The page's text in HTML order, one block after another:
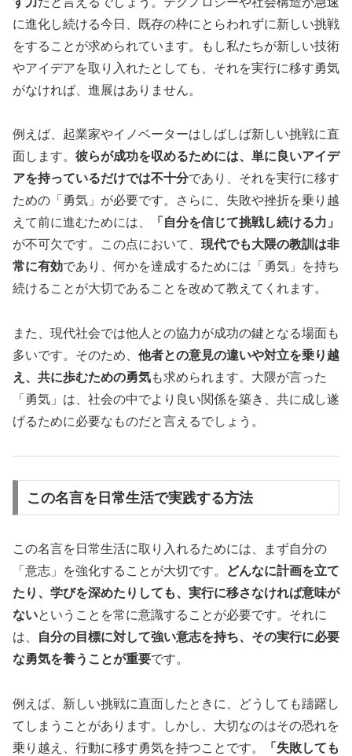
に進化し続ける今日、既存の枠にとらわれずに新しい挑戦
をすることが求められています。もし私たちが新しい技術
やアイデアを取り入れたとしても、それを実行に移す勇気
がなければ、進展はありません。
例えば、起業家やイノベーターはしばしば新しい挑戦に直
面します。 彼らが成功を収めるためには、単に良いアイデ
アを持っているだけでは不十分であり、それを実行に移す
ための「勇気」が必要です。さらに、失敗や挫折を乗り越
えて前に進むためには、
「自分を信じて挑戦し続ける力」
が不可欠です。この点において、 現代でも大隈の教訓は非
常に有効であり、何かを達成するためには「勇気」を持ち
続けることが大切であることを改めて教えてくれます。
また、現代社会では他人との協力が成功の鍵となる場面も
多いです。そのため、 他者との意見の違いや対立を乗り越
え、共に歩むための勇気も求められます。大隈が言った
「勇気」は、社会の中でより良い関係を築き、共に成し遂
げるために必要なものだと言えるでしょう。
この名言を日常生活で実践する方法
この名言を日常生活に取り入れるためには、まず自分の
「意志」を強化することが大切です。
どんなに計画を立て
たり、学びを深めたりしても、実行に移さなければ意味が
ないということを常に意識することが必要です。それに
は、
自分の目標に対して強い意志を持ち、その実行に必要
な勇気を養うことが重要です。
例えば、新しい挑戦に直面したときに、どうしても躊躇し
てしまうことがあります。しかし、大切なのはその恐れを
乗り越え、行動に移す勇気を持つことです。
「失敗しても